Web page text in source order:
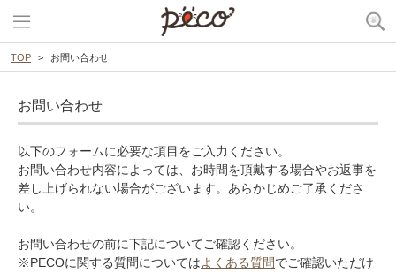
TOP お問い合わせ
お問い合わせ
以下のフォームに必要な項目をご入力ください。
お問い合わせ内容によっては、お時間を頂戴する場合やお返事を
差し上げられない場合がございます。あらかじめご了承くださ
い。
お問い合わせの前に下記についてご確認ください。
※PECOに関する質問についてはよくある質問でご確認いただけ